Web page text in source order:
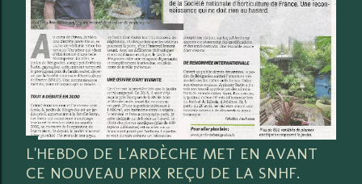
L'HEBDO DE L'ARDÈCHE MET EN AVANT
CE NOUVEAU PRIX REÇU DE LA SNHF.